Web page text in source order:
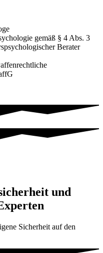
gemäß § 4 Abs. 3
Berater
und
Sicherheit auf den